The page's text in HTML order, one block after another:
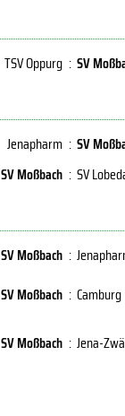
TSV Oppurg : SV
Jenapharm : SV
SV Moßbach : SV
SV Moßbach :
SV Moßbach : Camburg
SV Moßbach : Jena-